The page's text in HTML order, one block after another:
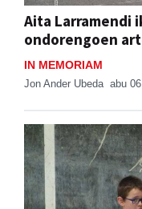
Aita Larramendi
ondorengoen
IN MEMORIAM
Jon Ander Ubeda abu